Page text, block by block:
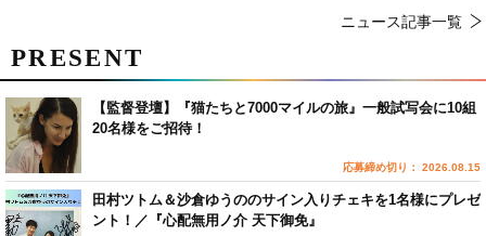
ニュース記事一覧
PRESENT
【監督登壇】『猫たちと7000マイルの旅』一般試写会に10組
20名様をご招待！
応募締め切り： 2026.08.15
田村ツトム＆沙倉ゆうののサイン入りチェキを1名様にプレゼ
ント！／『心配無用ノ介 天下御免』